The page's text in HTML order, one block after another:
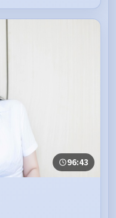
96:43